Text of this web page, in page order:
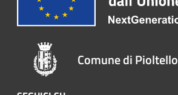
Comune di Pioltello